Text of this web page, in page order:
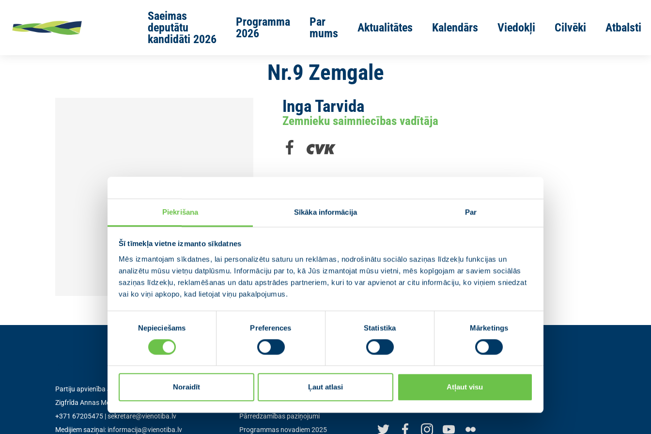
Piekrišana Sīkāka informācija Par
Šī tīmekļa vietne izmanto sīkdatnes
Mēs izmantojam sīkdatnes, lai personalizētu saturu un reklāmas, nodrošinātu sociālo saziņas līdzekļu funkcijas un
analizētu mūsu vietņu datplūsmu. Informāciju par to, kā Jūs izmantojat mūsu vietni, mēs kopīgojam ar saviem sociālās
saziņas līdzekļu, reklamēšanas un datu apstrādes partneriem, kuri to var apvienot ar citu informāciju, ko viņiem sniedzat
vai ko viņi apkopo, kad lietojat viņu pakalpojumus.
izvēle
Nepieciešams Preferences Statistika Mārketings
Noraidīt Ļaut atlasi Atļaut visu
Saeimas
deputātu
kandidāti 2026
Programma
2026
Par
mums
Aktualitātes Kalendārs Viedokļi Cilvēki Atbalsti
Nr.9 Zemgale
Inga Tarvida
Zemnieku saimniecības vadītāja
Partiju apvienība Jaunā VIENOTĪBA
Zigfrīda Annas Meierovica bulvāris 12-3, Rīga, LV-1050
+371 67205475 |sekretare@vienotiba.lv
Medijiem saziņai: informacija@vienotiba.lv
Izvēlne
Jaunās Vienotības statūti
Pārredzamības paziņojumi
Programmas novadiem 2025
Seko mums
Seko mums sociālajos tīklos un uzzini
pirmais par aktuālajām norisēm.